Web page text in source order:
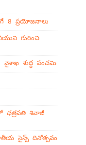
8 ప్రయోజనాలు
గురించి
వైశాఖ శుద్ధ పంచమి
శివాజీ
సైన్స్ దినోత్సవం